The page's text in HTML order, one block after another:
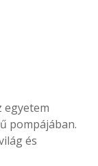
egyetem
pompájában.
és